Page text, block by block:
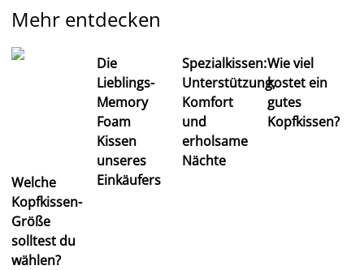
Mehr entdecken
Welche
Kopfkissen-
Größe
solltest du
wählen?
Die
Lieblings-
Memory
Foam
Kissen
unseres
Einkäufers
Spezialkissen:
Unterstützung,
Komfort
und
erholsame
Nächte
Wie viel
kostet ein
gutes
Kopfkissen?